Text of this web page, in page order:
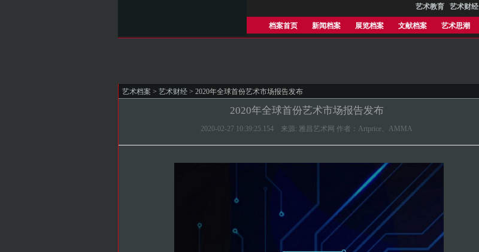
艺术教育 艺术财经
档案首页 新闻档案 展览档案 文献档案 艺术思潮
艺术档案 > 艺术财经 > 2020年全球首份艺术市场报告发布
2020年全球首份艺术市场报告发布
2020-02-27 10:39:25.154 来源: 雅昌艺术网 作者：Artprice、AMMA